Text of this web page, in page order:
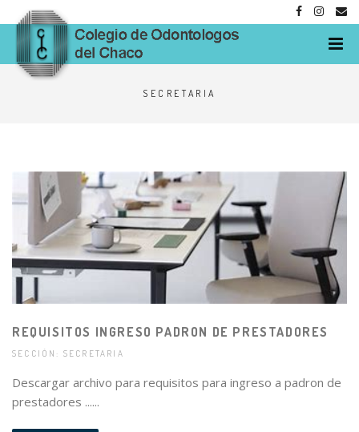
SECRETARIA
REQUISITOS INGRESO PADRON DE PRESTADORES
SECCIÓN: SECRETARIA
Descargar archivo para requisitos para ingreso a padron de
prestadores ......